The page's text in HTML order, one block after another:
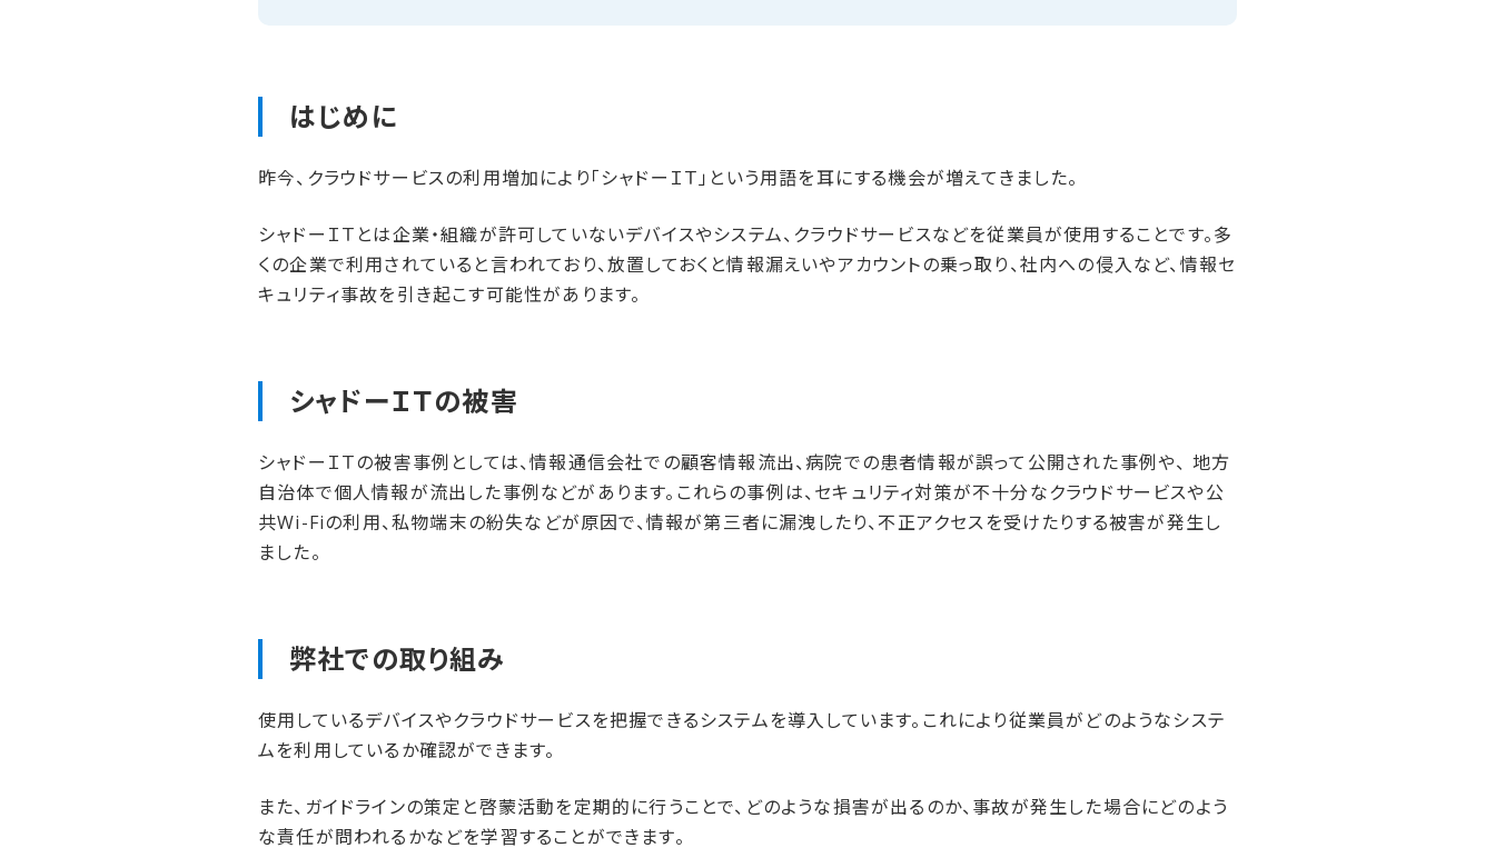
はじめに
昨今、クラウドサービスの利用増加により「シャドーＩＴ」という用語を耳にする機会が増えてきました。
シャドーＩＴとは企業・組織が許可していないデバイスやシステム、クラウドサービスなどを従業員が使用することです。多
くの企業で利用されていると言われており、放置しておくと情報漏えいやアカウントの乗っ取り、社内への侵入など、情報セ
キュリティ事故を引き起こす可能性があります。
シャドーＩＴの​被害
シャドーＩＴの被害事例としては、情報通信会社での顧客情報流出、病院での患者情報が誤って公開された事例や、 地方
自治体で個人情報が流出した事例などがあります。これらの事例は、セキュリティ対策が不十分なクラウドサービスや公
共Wi-Fiの利用、私物端末の紛失などが原因で、情報が第三者に漏洩したり、不正アクセスを受けたりする被害が発生し
ました。
弊社での​取り組み
使用しているデバイスやクラウドサービスを把握できるシステムを導入しています。これにより従業員がどのようなシステ
ムを利用しているか確認ができます。
また、ガイドラインの策定と啓蒙活動を定期的に行うことで、どのような損害が出るのか、事故が発生した場合にどのよう
な責任が問われるかなどを学習することができます。